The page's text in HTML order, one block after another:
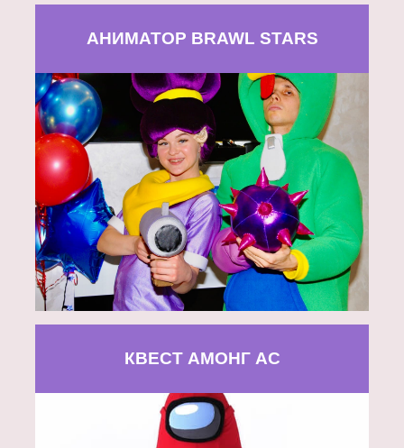
АНИМАТОР BRAWL STARS
КВЕСТ АМОНГ АС